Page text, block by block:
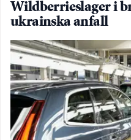
Wildberrieslager i
ukrainska anfall